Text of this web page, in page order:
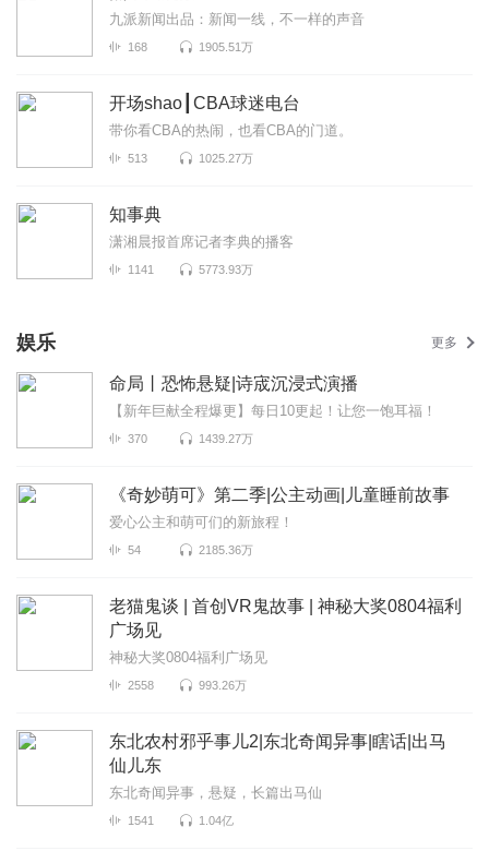
九派新闻出品：新闻一线，不一样的声音
168 1905.51万
开场shao┃CBA球迷电台
带你看CBA的热闹，也看CBA的门道。
513 1025.27万
知事典
潇湘晨报首席记者李典的播客
1141 5773.93万
娱乐 更多
命局丨恐怖悬疑|诗宬沉浸式演播
【新年巨献全程爆更】每日10更起！让您一饱耳福！
370 1439.27万
《奇妙萌可》第二季|公主动画|儿童睡前故事
爱心公主和萌可们的新旅程！
54 2185.36万
老猫鬼谈 | 首创VR鬼故事 | 神秘大奖0804福利
广场见
神秘大奖0804福利广场见
2558 993.26万
东北农村邪乎事儿2|东北奇闻异事|瞎话|出马
仙儿东
东北奇闻异事，悬疑，长篇出马仙
1541 1.04亿